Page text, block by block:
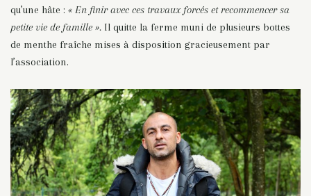
qu’une hâte : « En finir avec ces travaux forcés et recommencer sa
petite vie de famille ». Il quitte la ferme muni de plusieurs bottes
de menthe fraîche mises à disposition gracieusement par
l’association.